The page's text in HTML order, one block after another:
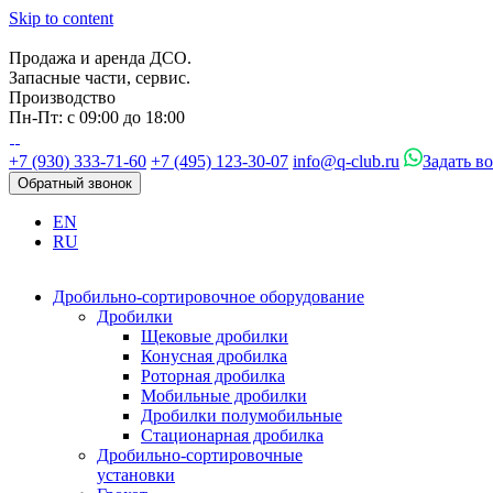
Skip to content
Продажа и аренда ДСО.
Запасные части, сервис.
Производство
Пн-Пт: с 09:00 до 18:00
+7 (930) 333-71-60 +7 (495) 123-30-07 info@q-club.ru Задать
Обратный звонок
EN
RU
Дробильно-сортировочное оборудование
Дробилки
Щековые дробилки
Конусная дробилка
Роторная дробилка
Мобильные дробилки
Дробилки полумобильные
Стационарная дробилка
Дробильно-сортировочные
установки